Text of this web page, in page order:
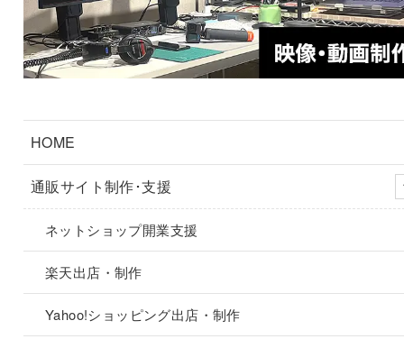
HOME
通販サイト制作･支援
ネットショップ開業支援
楽天出店・制作
Yahoo!ショッピング出店・制作